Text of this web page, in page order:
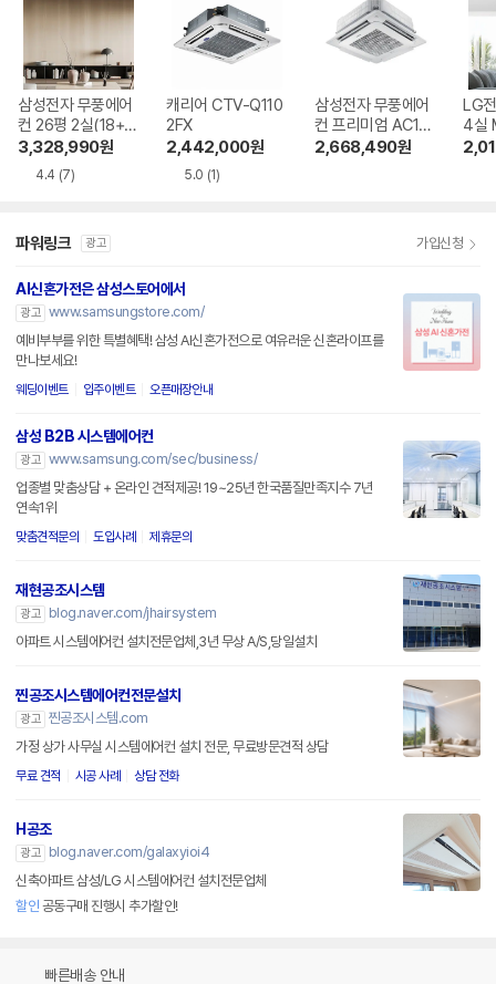
삼성전자 무풍에어
컨 26평 2실(18+8
평) 다배관
3,328,990원
4.4 (7)
캐리어 CTV-Q110
2FX
2,442,000원
5.0 (1)
삼성전자 무풍에어
컨 프리미엄 AC14
5BS4PHH7SY
2,668,490원
LG
4실
V
파워링크 광고 가입신청
AI신혼가전은 삼성스토어에서
광고 www.samsungstore.com/
예비부부를 위한 특별혜택! 삼성 AI신혼가전으로 여유러운 신혼라이프를
만나보세요!
웨딩이벤트 입주이벤트 오픈매장안내
삼성 B2B 시스템에어컨
광고 www.samsung.com/sec/business/
업종별 맞춤상담 + 온라인 견적제공! 19~25년 한국품질만족지수 7년
연속1위
맞춤견적문의 도입사례 제휴문의
재현공조시스템
광고
blog.naver.com/jhairsystem
아파트 시스템에어컨 설치전문업체,3년 무상 A/S,당일설치
찐공조시스템에어컨전문설치
광고 찐공조시스템.com
가정 상가 사무실 시스템에어컨 설치 전문, 무료방문견적 상담
무료 견적 시공 사례 상담 전화
H공조
광고
blog.naver.com/galaxyioi4
신축아파트 삼성/LG 시스템에어컨 설치전문업체
할인 공동구매 진행시 추가할인!
빠른배송 안내